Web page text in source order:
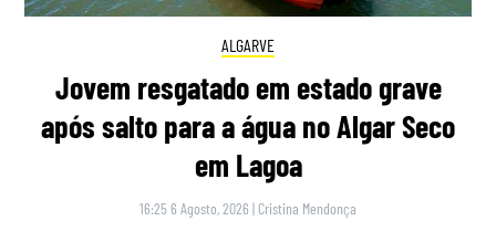
ALGARVE
Jovem resgatado em estado grave
após salto para a água no Algar Seco
em Lagoa
16:25 6 Agosto, 2026 | Cristina Mendonça